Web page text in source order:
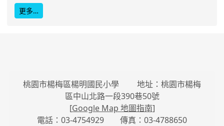
更多…
桃園市楊梅區楊明國民小學 地址：桃園市楊梅
區中山北路一段390巷50號
[Google Map 地圖指南]
電話：03-4754929 傳真：03-4788650